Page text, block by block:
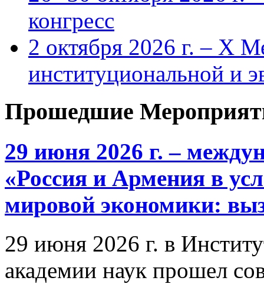
конгресс
2 октября 2026 г. – X
институциональной и
Прошедшие
29 июня 2026 г. –
«Россия и Армения в
мировой экономики:
29 июня 2026 г. в
академии наук прошел